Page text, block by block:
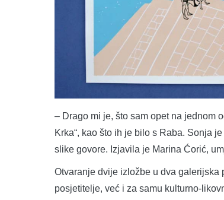
– Drago mi je, što sam opet na jednom
Krka“, kao što ih je bilo s Raba. Sonja
slike govore. Izjavila je Marina Ćorić,
Otvaranje dvije izložbe u dva galerijska
posjetitelje, već i za samu kulturno-